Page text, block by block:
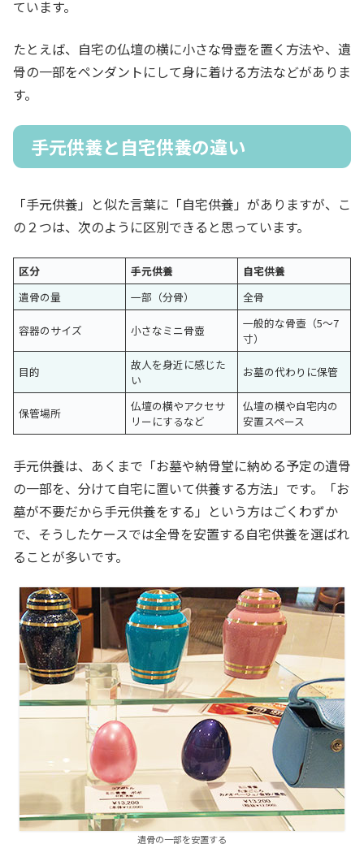
ています。
たとえば、自宅の仏壇の横に小さな骨壺を置く方法や、遺
骨の一部をペンダントにして身に着ける方法などがありま
す。
手元供養と自宅供養の違い
「手元供養」と似た言葉に「自宅供養」がありますが、こ
の２つは、次のように区別できると思っています。
区分 手元供養
自宅供養
遺骨の量
一部（分骨） 全骨
容器のサイズ 小さなミニ骨壺
一般的な骨壺（5〜7
寸）
目的
故人を身近に感じた
い
お墓の代わりに保管
保管場所
仏壇の横やアクセサ
リーにするなど
仏壇の横や自宅内の
安置スペース
手元供養は、あくまで「お墓や納骨堂に納める予定の遺骨
の一部を、分けて自宅に置いて供養する方法」です。「お
墓が不要だから手元供養をする」という方はごくわずか
で、そうしたケースでは全骨を安置する自宅供養を選ばれ
ることが多いです。
遺骨の一部を安置する